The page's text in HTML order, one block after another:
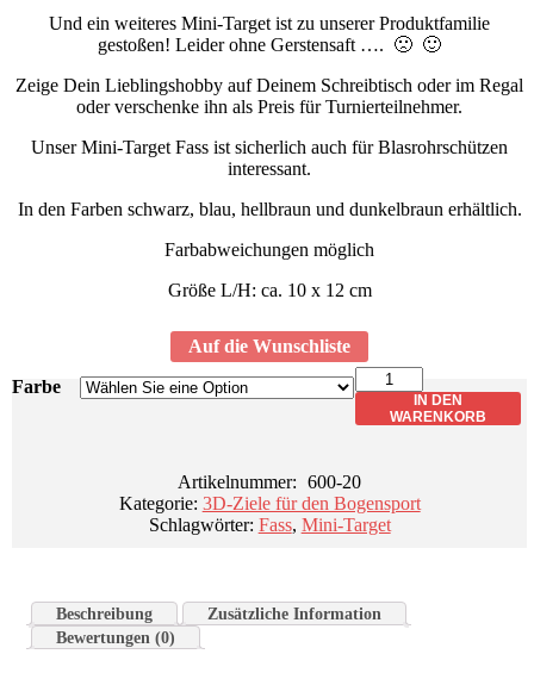
Und ein weiteres Mini-Target ist zu unserer Produktfamilie
gestoßen! Leider ohne Gerstensaft …. 🙁 🙂
Zeige Dein Lieblingshobby auf Deinem Schreibtisch oder im Regal
oder verschenke ihn als Preis für Turnierteilnehmer.
Unser Mini-Target Fass ist sicherlich auch für Blasrohrschützen
interessant.
In den Farben schwarz, blau, hellbraun und dunkelbraun erhältlich.
Farbabweichungen möglich
Größe L/H: ca. 10 x 12 cm
Lieferzeit: ca. 5 Werktage
Farbe
MINI-
Target
Fass
IN DEN
WARENKORB
Auf die Wunschliste
Artikelnummer: 600-20
Kategorie: 3D-Ziele für den Bogensport
Schlagwörter: Fass, Mini-Target
Beschreibung
Zusätzliche Information
Bewertungen (0)